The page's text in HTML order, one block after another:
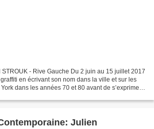
- Rive Gauche Du 2 juin au 15 juillet 2017
en écrivant son nom dans la ville et sur les
dans les années 70 et 80 avant de s’exprimer
Julien